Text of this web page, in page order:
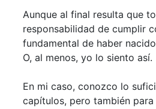
Aunque al final resulta que
responsabilidad de cumplir
fundamental de haber
O, al menos, yo lo siento así.
En mi caso, conozco lo
capítulos, pero también